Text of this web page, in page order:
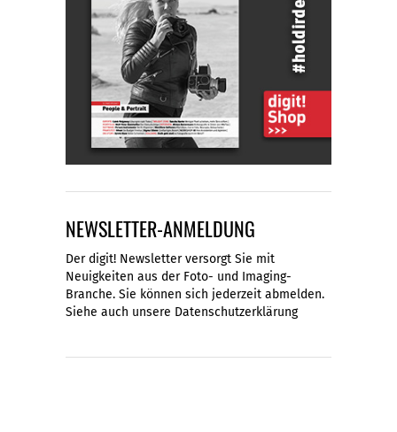
NEWSLETTER-ANMELDUNG
Der digit! Newsletter versorgt Sie mit
Neuigkeiten aus der Foto- und Imaging-
Branche. Sie können sich jederzeit abmelden.
Siehe auch unsere Datenschutzerklärung